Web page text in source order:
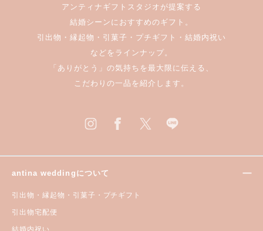
アンティナギフトスタジオが提案する
結婚シーンにおすすめのギフト。
引出物・縁起物・引菓子・プチギフト・結婚内祝い
などをラインナップ。
「ありがとう」の気持ちを最大限に伝える、
こだわりの一品を紹介します。
antina weddingについて
引出物・縁起物・引菓子・プチギフト
引出物宅配便
結婚内祝い